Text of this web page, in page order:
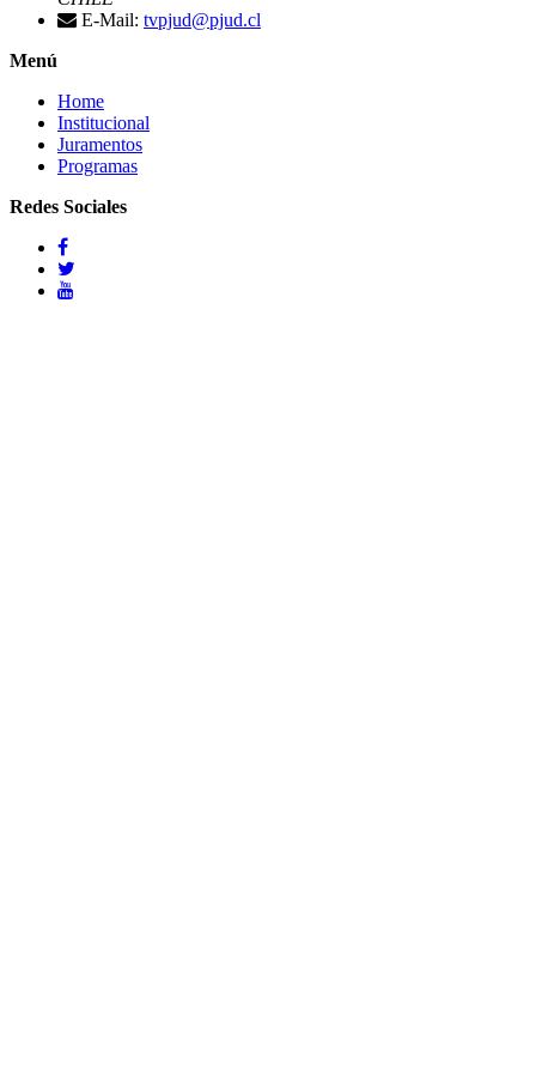
E-Mail: tvpjud@pjud.cl
Menú
Home
Institucional
Juramentos
Programas
Redes Sociales